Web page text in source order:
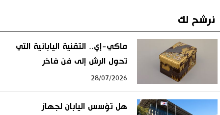
نرشح لك
ماكي-إي.. التقنية اليابانية التي
تحول الرش إلى فن فاخر
28/07/2026
هل تؤسس اليابان لجهاز